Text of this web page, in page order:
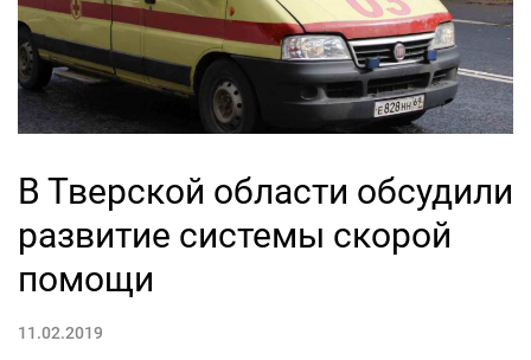
В Тверской области обсудили
развитие системы скорой
помощи
11.02.2019